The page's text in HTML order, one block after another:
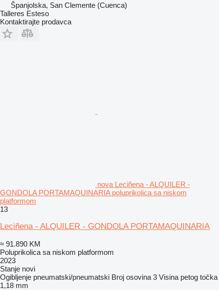
Španjolska, San Clemente (Cuenca)
Talleres Esteso
Kontaktirajte prodavca
nova Leciñena - ALQUILER -
GONDOLA PORTAMAQUINARIA poluprikolica sa niskom
platformom
13
Leciñena - ALQUILER - GONDOLA PORTAMAQUINARIA
≈ 91.890 KM
Poluprikolica sa niskom platformom
2023
Stanje novi
Ogibljenje pneumatski/pneumatski Broj osovina 3 Visina petog točka
1,18 mm